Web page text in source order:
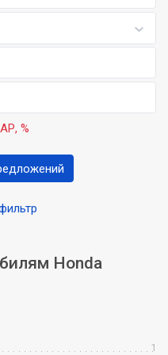
%
Honda
1